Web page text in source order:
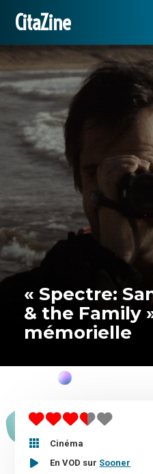
CitaZine
« Spectre:
& the Family
mémorielle

Cinéma
En VOD sur Sooner